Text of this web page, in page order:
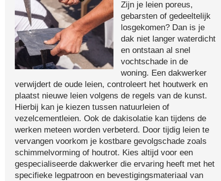
Zijn je leien poreus,
gebarsten of gedeeltelijk
losgekomen? Dan is je
dak niet langer waterdicht
en ontstaan al snel
vochtschade in de
woning. Een dakwerker
verwijdert de oude leien, controleert het houtwerk en
plaatst nieuwe leien volgens de regels van de kunst.
Hierbij kan je kiezen tussen natuurleien of
vezelcementleien. Ook de dakisolatie kan tijdens de
werken meteen worden verbeterd. Door tijdig leien te
vervangen voorkom je kostbare gevolgschade zoals
schimmelvorming of houtrot. Kies altijd voor een
gespecialiseerde dakwerker die ervaring heeft met het
specifieke legpatroon en bevestigingsmateriaal van